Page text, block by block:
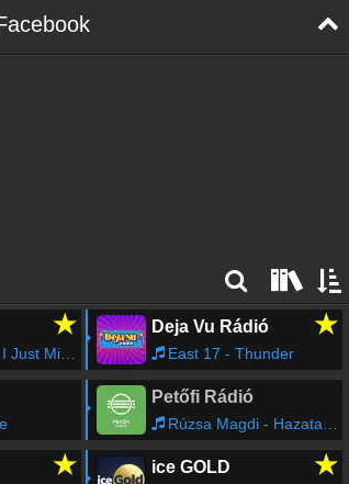
★
Might
Deja Vu Rádió ★
East 17 - Thunder
Petőfi Rádió
Rúzsa Magdi - Hazatalálsz
★ ice GOLD ★